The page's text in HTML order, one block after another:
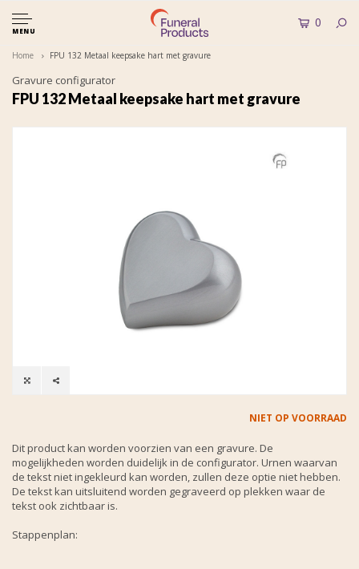
MENU
0
Home FPU 132 Metaal keepsake hart met gravure
Gravure configurator
FPU 132 Metaal keepsake hart met gravure
NIET OP VOORRAAD
Dit product kan worden voorzien van een gravure. De
mogelijkheden worden duidelijk in de configurator. Urnen waarvan
de tekst niet ingekleurd kan worden, zullen deze optie niet hebben.
De tekst kan uitsluitend worden gegraveerd op plekken waar de
tekst ook zichtbaar is.
Stappenplan: